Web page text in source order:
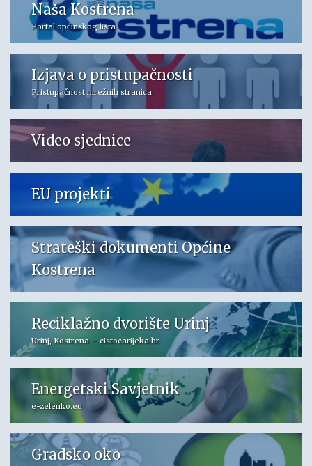
Naša Kostrena
Portal općinskog lista
Izjava o pristupačnosti
Pristupačnost mrežnih stranica
Video sjednice
EU projekti
Strateški dokumenti Općine
Kostrena
Reciklažno dvorište Urinj
Urinj, Kostrena – cistocarijeka.hr
Energetski Savjetnik
e-zelenko.eu
Gradsko oko